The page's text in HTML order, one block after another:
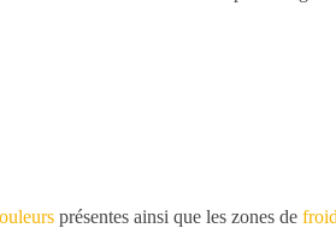
présentes ainsi que les zones de